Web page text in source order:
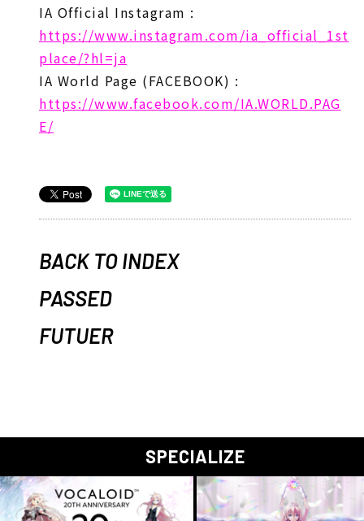
IA Official Instagram :
https://www.instagram.com/ia_official_1st
place/?hl=ja
IA World Page (FACEBOOK) :
https://www.facebook.com/IA.WORLD.PAG
E/
BACK TO INDEX
PASSED
FUTUER
SPECIALIZE